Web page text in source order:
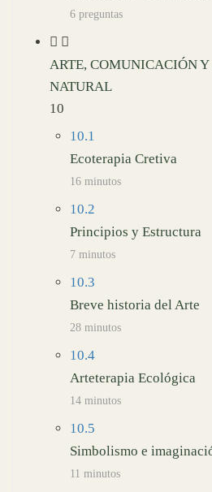
6 preguntas
ARTE, COMUNICACIÓN
NATURAL
10
10.1
Ecoterapia Cretiva
16 minutos
10.2
Principios y Estructura
7 minutos
10.3
Breve historia del Arte
28 minutos
10.4
Arteterapia Ecológica
14 minutos
10.5
Simbolismo e
11 minutos